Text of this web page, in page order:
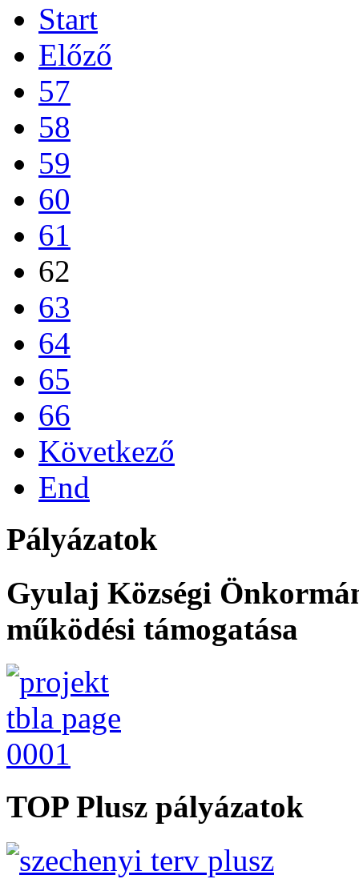
Start
Előző
57
58
59
60
61
62
63
64
65
66
Következő
End
Pályázatok
Gyulaj Községi
működési támogatása
TOP Plusz pályázatok